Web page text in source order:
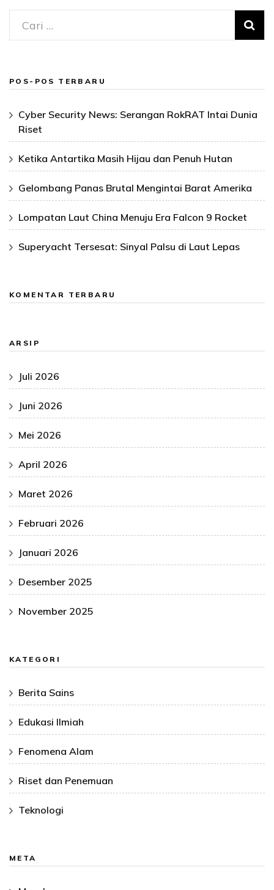
Cari
untuk:
POS-POS TERBARU
Cyber Security News: Serangan RokRAT Intai Dunia
Riset
Ketika Antartika Masih Hijau dan Penuh Hutan
Gelombang Panas Brutal Mengintai Barat Amerika
Lompatan Laut China Menuju Era Falcon 9 Rocket
Superyacht Tersesat: Sinyal Palsu di Laut Lepas
KOMENTAR TERBARU
ARSIP
Juli 2026
Juni 2026
Mei 2026
April 2026
Maret 2026
Februari 2026
Januari 2026
Desember 2025
November 2025
KATEGORI
Berita Sains
Edukasi Ilmiah
Fenomena Alam
Riset dan Penemuan
Teknologi
META